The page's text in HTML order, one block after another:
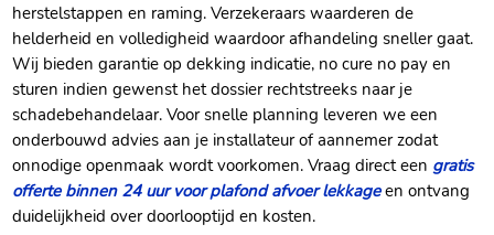
herstelstappen en raming.​ Verzekeraars waarderen de
helderheid en volledigheid waardoor afhandeling sneller gaat.​
Wij bieden garantie op dekking indicatie, no cure no pay en
sturen indien gewenst het dossier rechtstreeks naar je
schadebehandelaar.​ Voor snelle planning leveren we een
onderbouwd advies aan je installateur of aannemer zodat
onnodige openmaak wordt voorkomen.​ Vraag direct een gratis
offerte binnen 24 uur voor plafond afvoer lekkageen ontvang
duidelijkheid over doorlooptijd en kosten.​